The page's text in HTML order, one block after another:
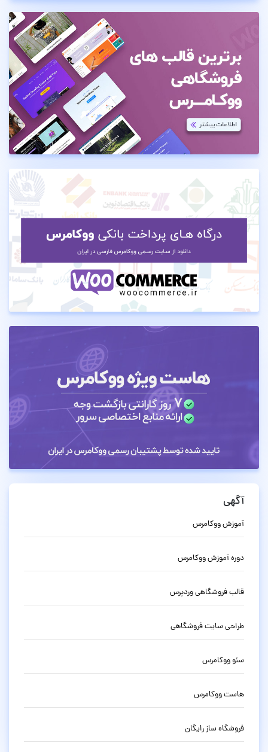
آگهی
آموزش ووکامرس
دوره آموزش ووکامرس
قالب فروشگاهی وردپرس
طراحی سایت فروشگاهی
سئو ووکامرس
هاست ووکامرس
فروشگاه ساز رایگان